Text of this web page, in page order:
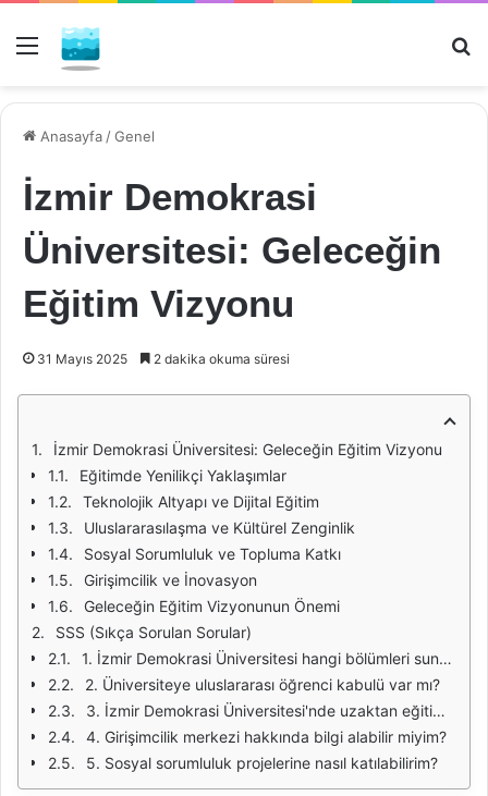
Menü
Anasayfa /Genel
İzmir Demokrasi
Üniversitesi: Geleceğin
Eğitim Vizyonu
31 Mayıs 2025 2 dakika okuma süresi
İzmir Demokrasi Üniversitesi: Geleceğin Eğitim Vizyonu
Eğitimde Yenilikçi Yaklaşımlar
Teknolojik Altyapı ve Dijital Eğitim
Uluslararasılaşma ve Kültürel Zenginlik
Sosyal Sorumluluk ve Topluma Katkı
Girişimcilik ve İnovasyon
Geleceğin Eğitim Vizyonunun Önemi
SSS (Sıkça Sorulan Sorular)
1. İzmir Demokrasi Üniversitesi hangi bölümleri sunmaktadır?
2. Üniversiteye uluslararası öğrenci kabulü var mı?
3. İzmir Demokrasi Üniversitesi'nde uzaktan eğitim imkanı var mı?
4. Girişimcilik merkezi hakkında bilgi alabilir miyim?
5. Sosyal sorumluluk projelerine nasıl katılabilirim?